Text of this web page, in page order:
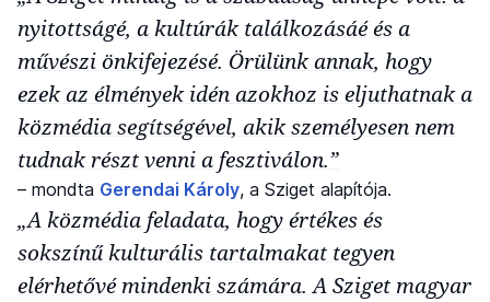
nyitottságé, a kultúrák találkozásáé és a
művészi önkifejezésé. Örülünk annak, hogy
ezek az élmények idén azokhoz is eljuthatnak a
közmédia segítségével, akik személyesen nem
tudnak részt venni a fesztiválon.”
– mondta Gerendai Károly, a Sziget alapítója.
„A közmédia feladata, hogy értékes és
sokszínű kulturális tartalmakat tegyen
elérhetővé mindenki számára. A Sziget magyar